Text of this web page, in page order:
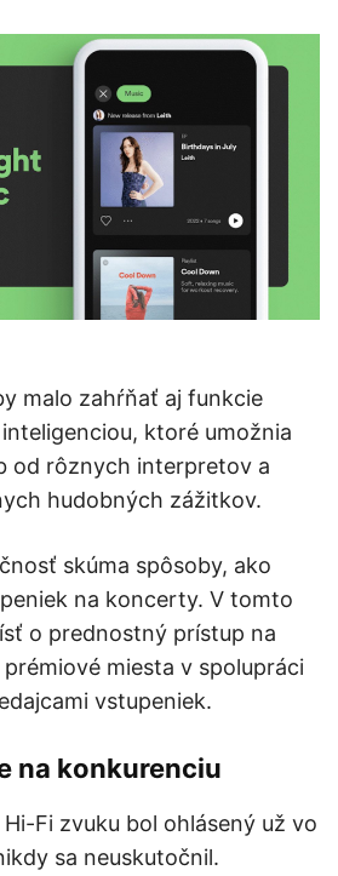
malo zahŕňať aj funkcie
ktoré umožnia
od rôznych interpretov a
hudobných zážitkov.
skúma spôsoby, ako
na koncerty. V tomto
o prednostný prístup na
miesta v spolupráci
vstupeniek.
na konkurenciu
Fi zvuku bol ohlásený už vo
sa neuskutočnil.